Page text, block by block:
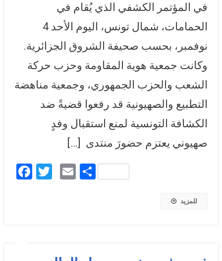
في المؤتمر الكشفي الذي يُقام في
الحمامات، شمال تونس، اليوم الأحد 4
نوفمبر، بحسب صحيفة الشروق الجزائرية.
وكانت جمعية هوية المقاومة وحزب حركة
الشعب والحزب الجمهوري، وجمعية مناهضة
التطبيع والصهيونية قد رفعوا قضيةً ضد
الكشافة التونسية لمنع استقبال وفدٍ
صهيوني يعتزم حضورَ منتدى […]
Facebook
Twitter
EmailShare
للمزيد